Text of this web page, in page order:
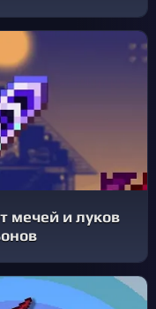
мечей и луков